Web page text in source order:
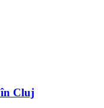
Cluj